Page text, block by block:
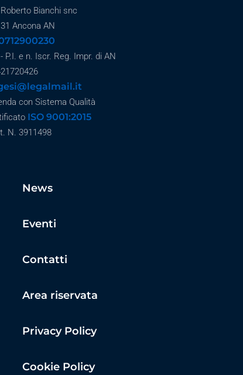
Bianchi snc
Ancona AN
P.I. e n. Iscr. Reg. Impr. di AN
con Sistema Qualità
ISO 9001:2015
N. 3911498
News
Eventi
Contatti
Area riservata
Privacy Policy
Cookie Policy